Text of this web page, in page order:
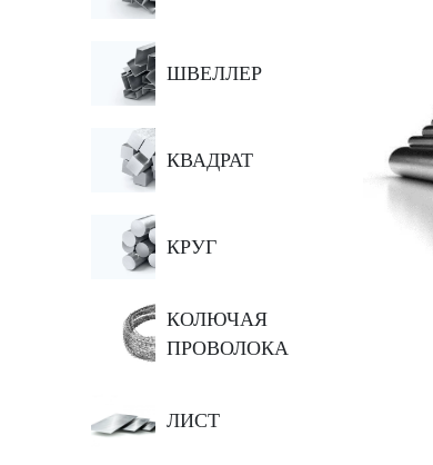
ШВЕЛЛЕР
КВАДРАТ
КРУГ
КОЛЮЧАЯ
ПРОВОЛОКА
ЛИСТ